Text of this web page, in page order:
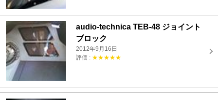
audio-technica TEB-48 ジョイント
ブロック
2012年9月16日
評価 : ★★★★★